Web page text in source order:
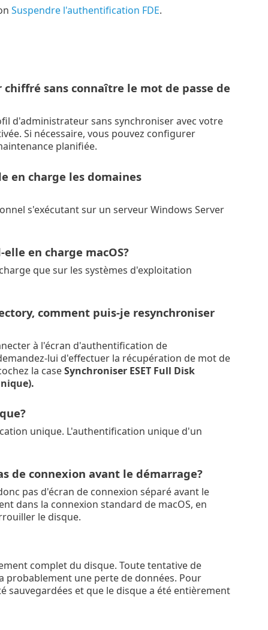
Suspendre l'authentification FDE.
sans connaître le mot de passe de
d'administrateur sans synchroniser avec votre
Si nécessaire, vous pouvez configurer
planifiée.
en charge les domaines
s'exécutant sur un serveur Windows Server
en charge macOS?
que sur les systèmes d'exploitation
comment puis-je resynchroniser
à l'écran d'authentification de
lui d'effectuer la récupération de mot de
la caseSynchroniser ESET Full Disk
unique. L'authentification unique d'un
de connexion avant le démarrage?
pas d'écran de connexion séparé avant le
dans la connexion standard de macOS, en
le disque.
complet du disque. Toute tentative de
une perte de données. Pour
et que le disque a été entièrement